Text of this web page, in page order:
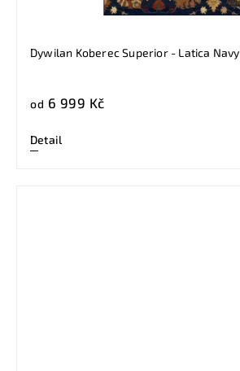
Dywilan Koberec Superior - Latica Navy
od 6 999 Kč
Detail